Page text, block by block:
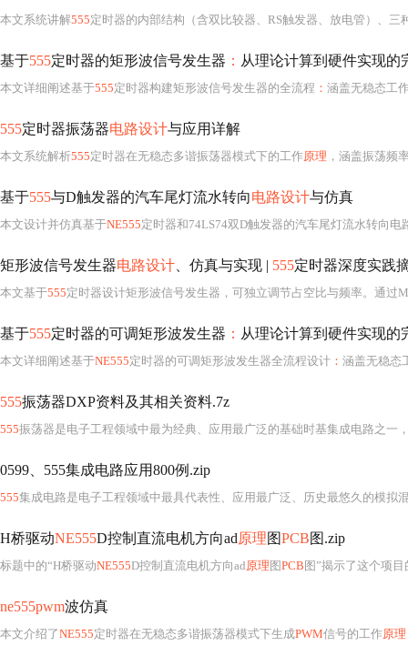
本文系统讲解555定时器的内部结构（含双比较器、RS触发器、放电管）、三种工作模式（单稳态、无
基于555定时器的矩形波信号发生器 ： 从理论计算到硬件实现的
本文详细阐述基于555定时器构建矩形波信号发生器的全流程 ： 涵盖无稳态工
555定时器振荡器电路设计与应用详解
本文系统解析555定时器在无稳态多谐振荡器模式下的工作原理 ，涵盖振荡频率与占空比的精确计算方法、电
基于555与D触发器的汽车尾灯流水转向电路设计与仿真
本文设计并仿真基于NE555定时器和74LS74双D触发器的汽车尾灯流水转向电
矩形波信号发生器电路设计 、仿真与实现 | 555定时器深度实践
本文基于555定时器设计矩形波信号发生器，可独立调节占空比与频率。通过Multisim完成电路建模与瞬态分析，实测输出0.5Hz - 10kHz矩形波，占空比5% - 95%连续可调。项目涵盖设
基于555定时器的可调矩形波发生器 ： 从理论计算到硬件实现的
本文详细阐述基于NE555定时器的可调矩形波发生器全流程设计 ： 涵盖无稳态
555振荡器DXP资料及其相关资料.7z
555振荡器是电子工程领域中最为经典、应用最广泛的基础时基集成电路之一
0599、555集成电路应用800例.zip
555集成电路是电子工程领域中最具代表性、应用最广泛、历史最悠久的模拟混合信号集成电路之一，自1971年由美国Signetics公司（后被飞利浦收购）首次推出以来，凭借其结构简洁、性能稳定、电源适应性强（可在4.5V–18V宽电压范围内工作）、驱动能力优异（输出可直接驱动LED、继电器、小功率扬声器等）、
H桥驱动NE555D控制直流电机方向ad原理图PCB图.zip
标题中的“H桥驱动NE555D控制直流电机方向ad原理 图PCB 图”揭示了这个项目的核心内
ne555pwm波仿真
本文介绍了NE555定时器在无稳态多谐振荡器模式下生成PWM信号的工作原理